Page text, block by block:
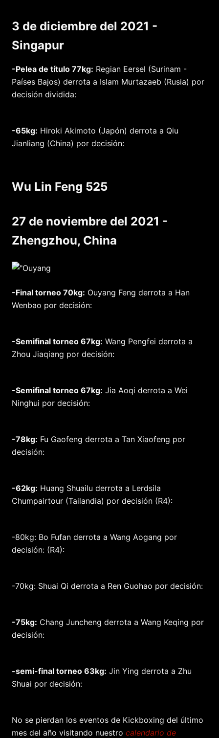
3 de diciembre del 2021 -
Singapur
-Pelea de título 77kg: Regian Eersel (Surinam -
Países Bajos) derrota a Islam Murtazaeb (Rusia) por
decisión dividida:
-65kg: Hiroki Akimoto (Japón) derrota a Qiu
Jianliang (China) por decisión:
Wu Lin Feng 525
27 de noviembre del 2021 -
Zhengzhou, China
-Final torneo 70kg: Ouyang Feng derrota a Han
Wenbao por decisión:
-Semifinal torneo 67kg: Wang Pengfei derrota a
Zhou Jiaqiang por decisión:
-Semifinal torneo 67kg: Jia Aoqi derrota a Wei
Ninghui por decisión:
-78kg: Fu Gaofeng derrota a Tan Xiaofeng por
decisión:
-62kg: Huang Shuailu derrota a Lerdsila
Chumpairtour (Tailandia) por decisión (R4):
-80kg: Bo Fufan derrota a Wang Aogang por
decisión: (R4):
-70kg: Shuai Qi derrota a Ren Guohao por decisión:
-75kg: Chang Juncheng derrota a Wang Keqing por
decisión:
-semi-final torneo 63kg: Jin Ying derrota a Zhu
Shuai por decisión:
No se pierdan los eventos de Kickboxing del último
mes del año visitando nuestro calendario de